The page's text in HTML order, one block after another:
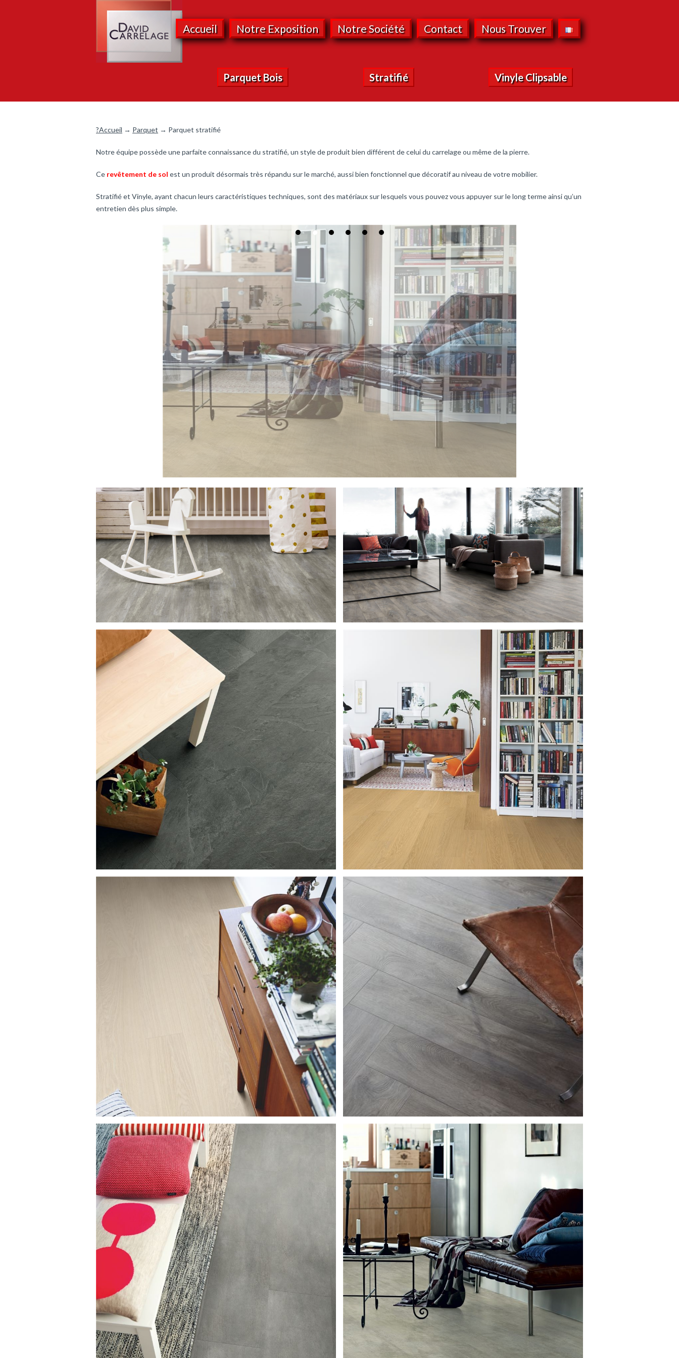
Accueil Notre Exposition Notre Société Contact Nous Trouver
Parquet Bois Stratifié Vinyle Clipsable
?Accueil → Parquet → Parquet stratifié
Notre équipe possède une parfaite connaissance du stratifié, un style de produit bien différent de celui du carrelage ou même de la pierre.
Ce revêtement de sol est un produit désormais très répandu sur le marché, aussi bien fonctionnel que décoratif au niveau de votre mobilier.
Stratifié et Vinyle, ayant chacun leurs caractéristiques techniques, sont des matériaux sur lesquels vous pouvez vous appuyer sur le long terme ainsi qu’un
entretien dès plus simple.